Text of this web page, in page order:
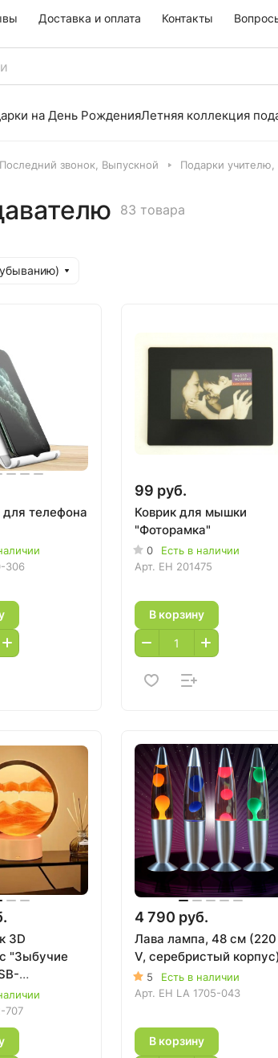
Доставка и оплата Контакты
на День РожденияЛетняя коллекция
звонок, Выпускной Подарки
83 товара
для телефона
306
99 руб.
Коврик для мышки
"Фоторамка"
0
Есть в наличии
Арт. EH 201475
В корзину
3D
"Зыбучие
707
4 790 руб.
Лава лампа, 48 см (220
V, серебристый
5
Есть в наличии
Арт. EH LA 1705-043
В корзину